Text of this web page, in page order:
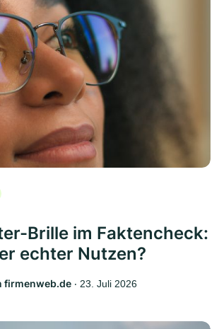
Brille im Faktencheck:
echter Nutzen?
firmenweb.de ‧ 23. Juli 2026